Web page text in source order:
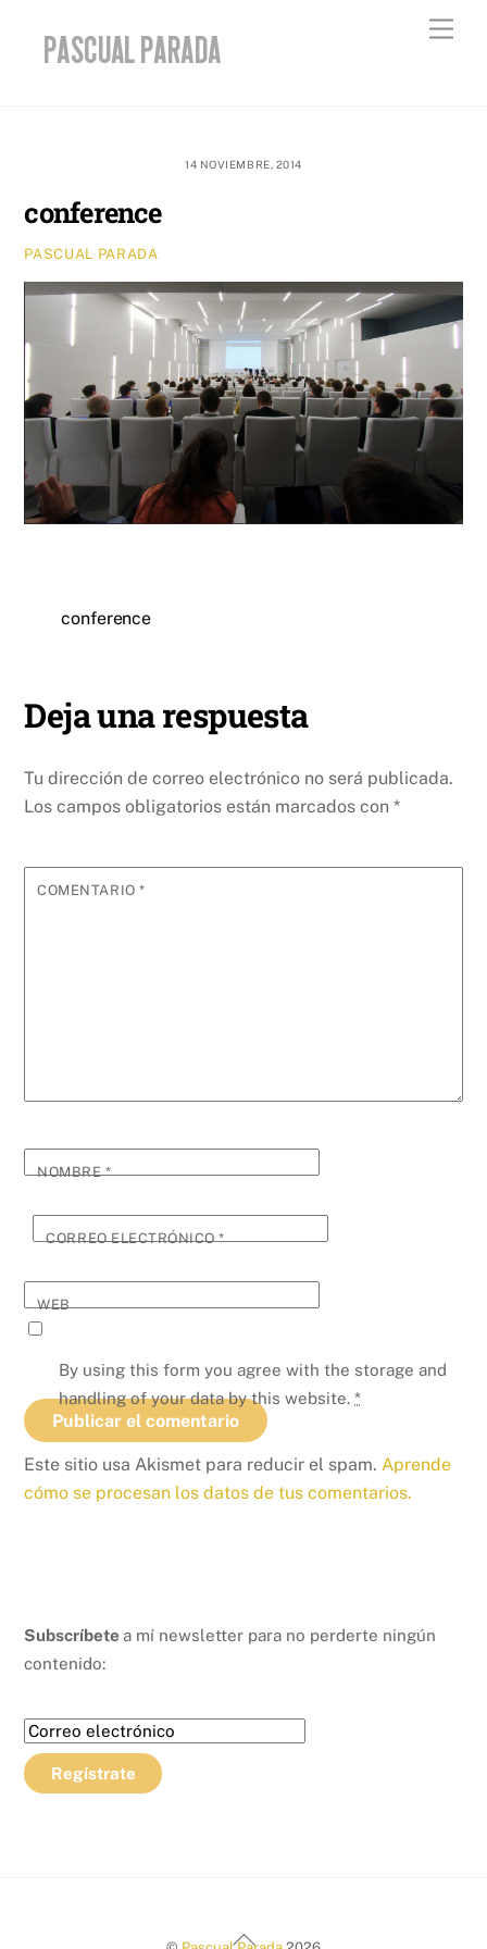
content
14 NOVIEMBRE, 2014
conference
PASCUAL PARADA
conference
Deja una respuesta
Tu dirección de correo electrónico no será publicada.
Los campos obligatorios están marcados con*
COMENTARIO*
NOMBRE*
CORREO ELECTRÓNICO*
WEB
By using this form you agree with the storage and
handling of your data by this website.*
Este sitio usa Akismet para reducir el spam.Aprende
cómo se procesan los datos de tus comentarios.
Subscríbete a mí newsletter para no perderte ningún
contenido:
Back